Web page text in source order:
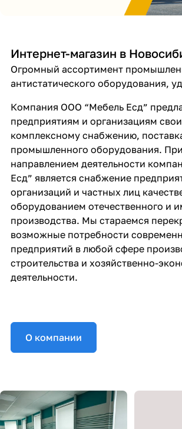
Интернет-магазин в
Огромный ассортимент
антистатического оборудования,
Компания ООО “Мебель Есд”
предприятиям и организациям
комплексному снабжению,
промышленного оборудования.
направлением деятельности
Есд” является снабжение
организаций и частных лиц
оборудованием отечественного и
производства. Мы стараемся
возможные потребности
предприятий в любой сфере
строительства и хозяйственно-
деятельности.
О компании